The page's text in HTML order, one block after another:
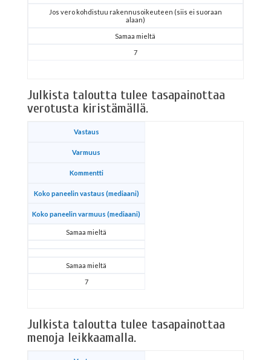
Jos vero kohdistuu rakennusoikeuteen (siis ei suoraan
alaan)
Samaa mieltä
7
Julkista taloutta tulee tasapainottaa
verotusta kiristämällä.
Vastaus
Varmuus
Kommentti
Koko paneelin vastaus (mediaani)
Koko paneelin varmuus (mediaani)
Samaa mieltä
Samaa mieltä
7
Julkista taloutta tulee tasapainottaa
menoja leikkaamalla.